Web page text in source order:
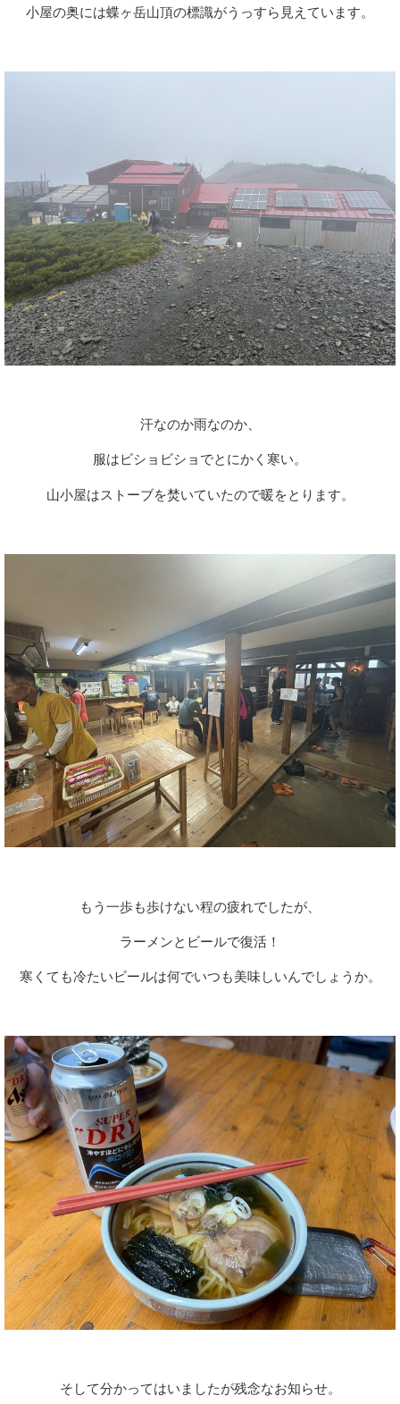
小屋の奥には蝶ヶ岳山頂の標識がうっすら見えています。
汗なのか雨なのか、
服はビショビショでとにかく寒い。
山小屋はストーブを焚いていたので暖をとります。
もう一歩も歩けない程の疲れでしたが、
ラーメンとビールで復活！
寒くても冷たいビールは何でいつも美味しいんでしょうか。
そして分かってはいましたが残念なお知らせ。